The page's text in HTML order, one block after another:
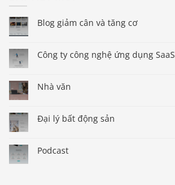
Blog giảm cân và tăng cơ
Công ty công nghệ ứng dụng SaaS
Nhà văn
Đại lý bất động sản
Podcast